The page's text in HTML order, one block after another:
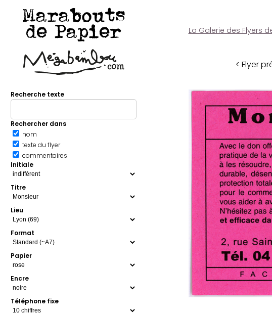
Marabouts
de Papier
Recherche texte
Rechercher dans
nom
texte du flyer
commentaires
Initiale
Titre
Lieu
Format
Papier
Encre
Téléphone fixe
La Galerie des Flyers
< Flyer